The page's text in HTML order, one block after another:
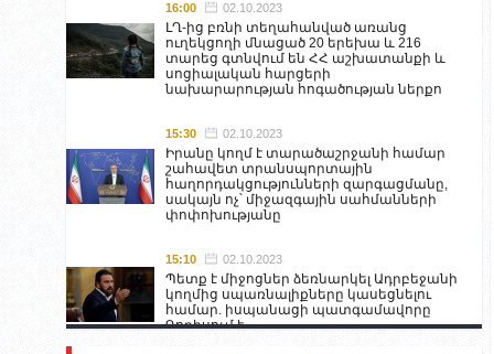
16:00 02.10.2023
ԼՂ-ից բռնի տեղահանված առանց
ուղեկցողի մնացած 20 երեխա և 216
տարեց գտնվում են ՀՀ աշխատանքի և
սոցիալական հարցերի
նախարարության հոգածության ներքո
15:30 02.10.2023
Իրանը կողմ է տարածաշրջանի համար
շահավետ տրանսպորտային
հաղորդակցությունների զարգացմանը,
սակայն ոչ՝ միջազգային սահմանների
փոփոխությանը
15:10 02.10.2023
Պետք է միջոցներ ձեռնարկել Ադրբեջանի
կողմից սպառնալիքները կասեցնելու
համար. իսպանացի պատգամավորը
Գորիսում է